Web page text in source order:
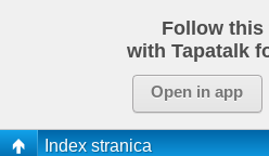
Follow this
with Tapatalk
Open in app
Index stranica